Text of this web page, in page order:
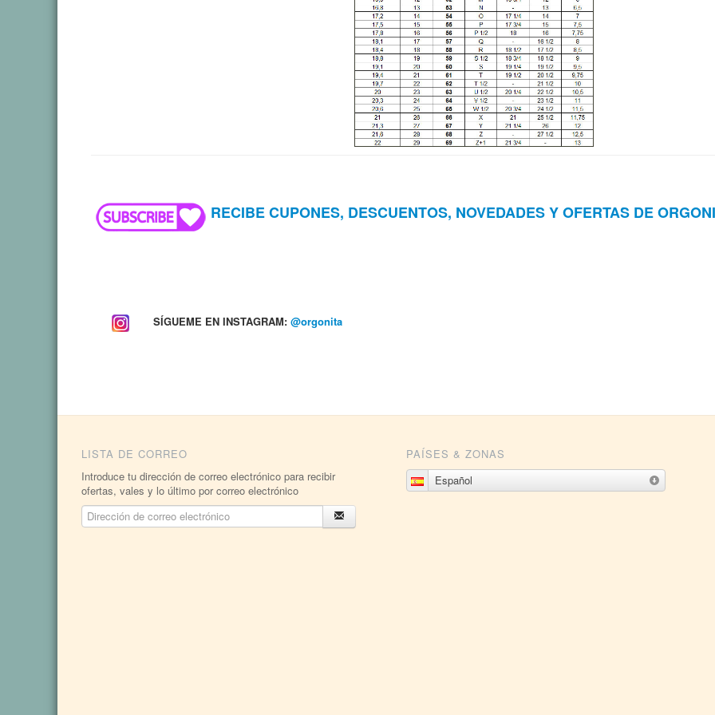
RECIBE CUPONES, DESCUENTOS, NOVEDADES Y OFERTAS DE
SÍGUEME EN INSTAGRAM: @orgonita
LISTA DE CORREO
Introduce tu dirección de correo electrónico para recibir
ofertas, vales y lo último por correo electrónico
PAÍSES & ZONAS
Español